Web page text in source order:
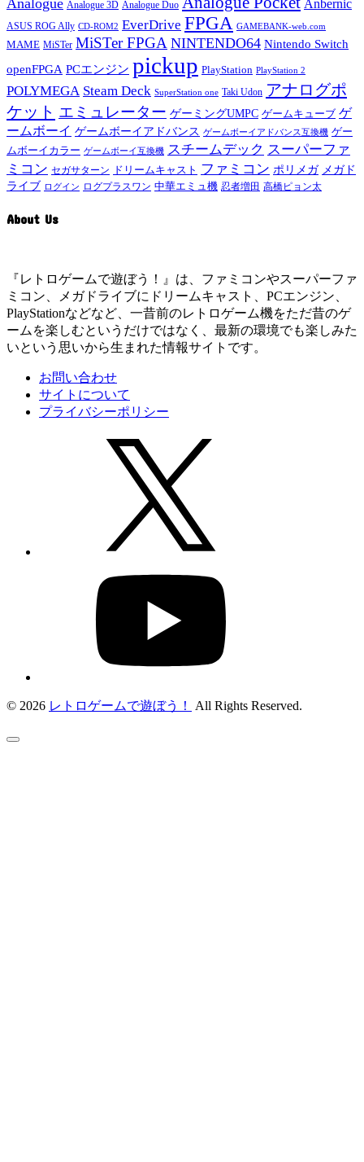
Analogue 3D Analogue Duo Anbernic
ASUS ROG Ally CD-ROM2 EverDrive FPGA GAMEBANK-web.com
MAME MiSTer MiSTer FPGA NINTENDO64 Nintendo Switch
openFPGA PCエンジン pickup PlayStation PlayStation 2
POLYMEGA Steam Deck SuperStation one Taki Udon アナログポ
ケット エミュレーター ゲーミングUMPC ゲームキューブ ゲ
ームボーイ ゲームボーイアドバンス ゲームボーイアドバンス互換機 ゲー
ムボーイカラー ゲームボーイ互換機 スチームデック スーパーファ
ミコン セガサターン ドリームキャスト ファミコン ポリメガ メガド
ライブ ログイン ログプラスワン 中華エミュ機 忍者増田 高橋ピョン太
About Us
『レトロゲームで遊ぼう！』は、ファミコンやスーパーファ
ミコン、メガドライブにドリームキャスト、PCエンジン、
PlayStationなどなど、一昔前のレトロゲーム機をただ昔のゲ
ームを楽しむというだけではなく、最新の環境でも楽しみた
いという思いから生まれた情報サイトです。
お問い合わせ
サイトについて
プライバシーポリシー
© 2026 レトロゲームで遊ぼう！ All Rights Reserved.